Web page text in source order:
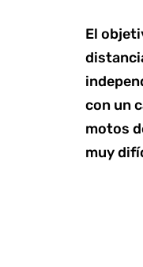
El
con un
motos
muy